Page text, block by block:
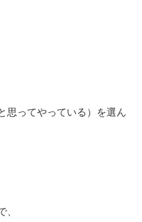
思ってやっている）を選ん
、